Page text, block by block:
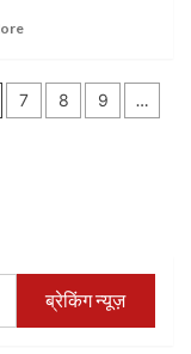
समाचार
Read
Jeet
Samachar
आज
7 8 9
…
ब्रेकिंग न्यूज़